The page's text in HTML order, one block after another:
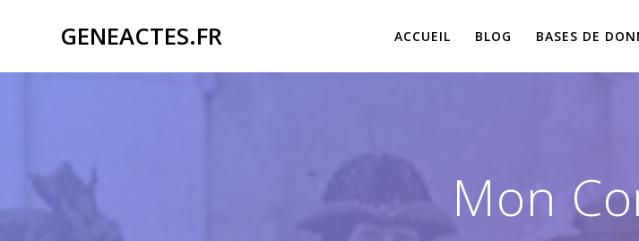
GENEACTES.FR ACCUEIL BLOG BASES DE
Mon